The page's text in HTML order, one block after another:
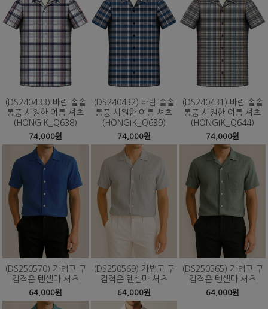
(DS240433) 바람 솔솔
통풍 시원한 여름 셔츠
(HONGIK_Q638)
74,000원
(DS240432) 바람 솔솔
통풍 시원한 여름 셔츠
(HONGIK_Q639)
74,000원
(DS240431) 바람 솔솔
통풍 시원한 여름 셔츠
(HONGIK_Q644)
74,000원
(DS250570) 가볍고 구
김적은 텐셀마 셔츠
64,000원
(DS250569) 가볍고 구
김적은 텐셀마 셔츠
64,000원
(DS250565) 가볍고 구
김적은 텐셀마 셔츠
64,000원